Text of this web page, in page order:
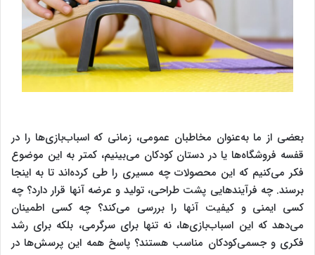
بعضی از ما به‌عنوان مخاطبان عمومی، زمانی که اسباب‌بازی‌ها را در
قفسه فروشگاه‌ها یا در دستان کودکان می‌بینیم، کمتر به این موضوع
فکر می‌کنیم که این محصولات چه مسیری را طی کرده‌اند تا به اینجا
برسند. چه فرآیندهایی پشت طراحی، تولید و عرضه آنها قرار دارد؟ چه
کسی ایمنی و کیفیت آنها را بررسی می‌کند؟ چه کسی اطمینان
می‌دهد که این اسباب‌بازی‌ها، نه تنها برای سرگرمی، بلکه برای رشد
فکری و جسمی‌کودکان مناسب هستند؟ پاسخ همه این پرسش‌ها در